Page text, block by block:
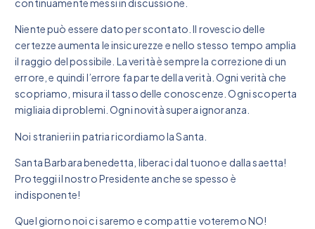
continuamente messi in discussione.
Niente può essere dato per scontato. Il rovescio delle
certezze aumenta le insicurezze e nello stesso tempo amplia
il raggio del possibile. La verità è sempre la correzione di un
errore, e quindi l’errore fa parte della verità. Ogni verità che
scopriamo, misura il tasso delle conoscenze. Ogni scoperta
migliaia di problemi. Ogni novità supera ignoranza.
Noi stranieri in patria ricordiamo la Santa.
Santa Barbara benedetta, liberaci dal tuono e dalla saetta!
Proteggi il nostro Presidente anche se spesso è
indisponente!
Quel giorno noi ci saremo e compatti e voteremo NO!